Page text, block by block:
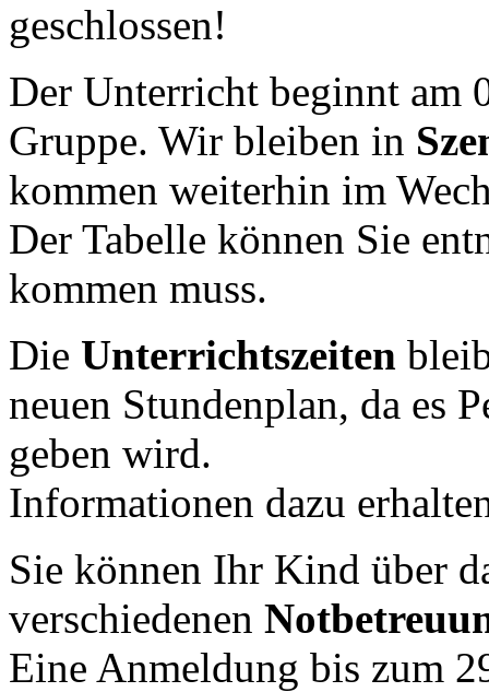
geschlossen!
Der Unterricht beginnt am
Gruppe. Wir bleiben in
kommen weiterhin im
Der Tabelle können Sie
kommen muss.
Die Unterrichtszeiten
neuen Stundenplan, da es
geben wird.
Informationen dazu
Sie können Ihr Kind über
verschiedenen
Eine Anmeldung bis zum